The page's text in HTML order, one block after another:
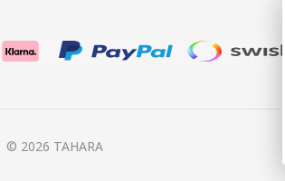
© 2026 TAHARA